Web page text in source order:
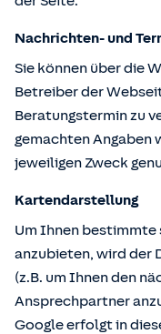
Nachrichten- und
Sie können über die
Betreiber der
Beratungstermin zu
gemachten Angaben
jeweiligen Zweck
Kartendarstellung
Um Ihnen
anzubieten, wird der
(z.B. um Ihnen den
Ansprechpartner
Google erfolgt in